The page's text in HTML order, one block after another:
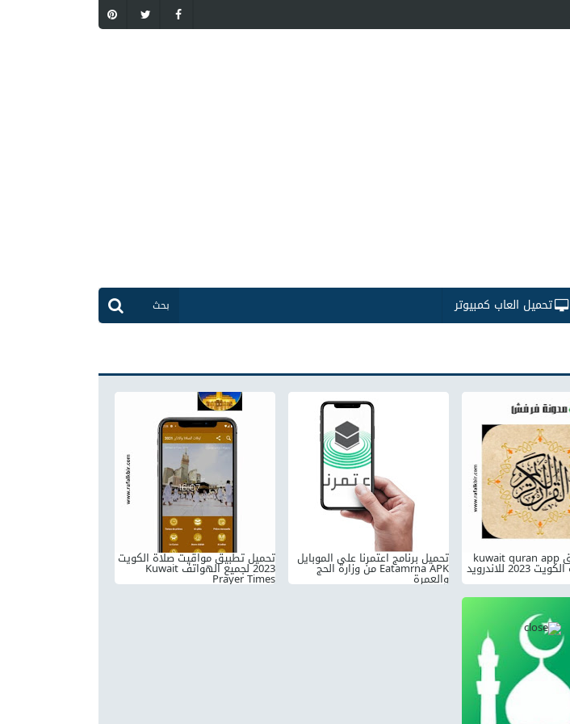
تحميل العاب كمبيوتر
تحميل تطبيق kuwait quran app
مصحف دولة الكويت 2023 للاندرويد
تحميل برنامج اعتمرنا على الموبايل
Eatamrna APK من وزارة الحج
والعمرة
تحميل تطبيق مواقيت صلاة الكويت
2023 لجميع الهواتف Kuwait
Prayer Times